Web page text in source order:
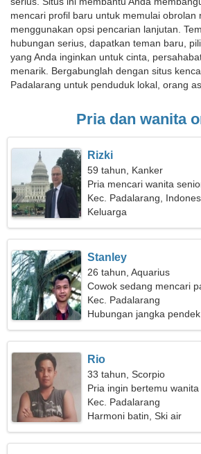
mencari profil baru untuk memulai obrolan
menggunakan opsi pencarian lanjutan.
hubungan serius, dapatkan teman baru,
yang Anda inginkan untuk cinta,
menarik. Bergabunglah dengan situs
Padalarang untuk penduduk lokal, orang
Pria dan wanita
Rizki
59 tahun, Kanker
Pria mencari wanita
Kec. Padalarang,
Keluarga
Stanley
26 tahun, Aquarius
Cowok sedang mencari
Kec. Padalarang
Hubungan jangka pendek
Rio
33 tahun, Scorpio
Pria ingin bertemu wanita
Kec. Padalarang
Harmoni batin, Ski air